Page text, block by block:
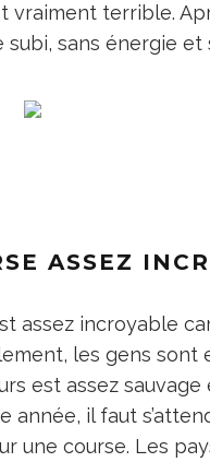
vraiment terrible.
subi, sans énergie et
ASSEZ
assez incroyable
les gens sont
est assez
année, il faut
une course. Les